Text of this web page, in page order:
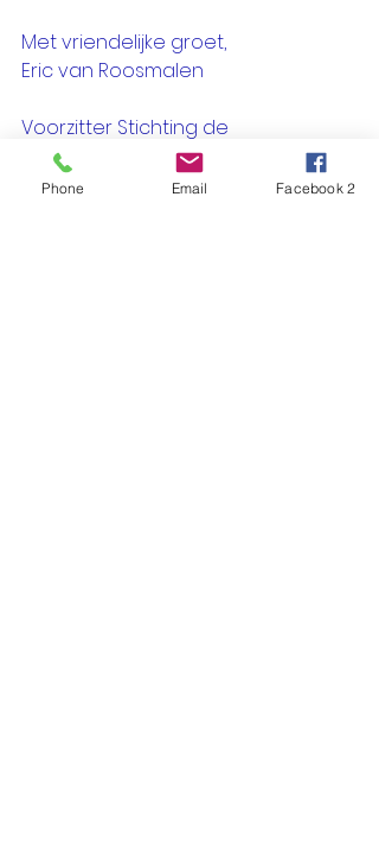
Met vriendelijke groet,
Eric van Roosmalen
Voorzitter Stichting de
Oggelvorssen
Phone Email Facebook 2